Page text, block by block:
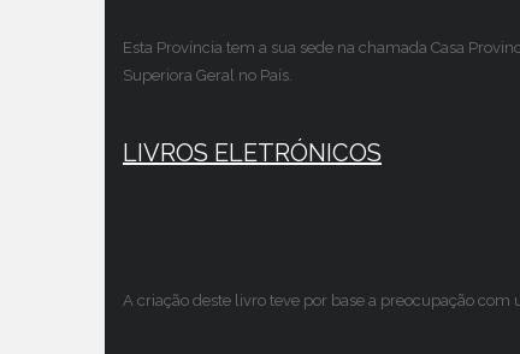
Esta Província tem a sua sede na chamada Casa
Superiora Geral no País.
LIVROS ELETRÓNICOS
A criação deste livro teve por base a preocupação